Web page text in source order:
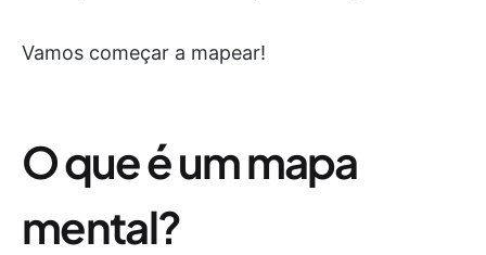
Vamos começar a mapear!
O que é um mapa
mental?